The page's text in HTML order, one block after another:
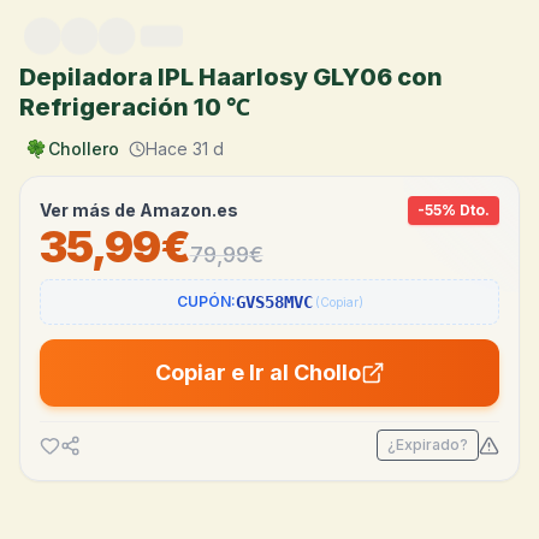
Depiladora IPL Haarlosy GLY06 con
Refrigeración 10 ℃
Chollero Hace 31 d
Ver más de Amazon.es -55% Dto.
35,99€79,99€
CUPÓN:GVS58MVC (Copiar)
Copiar e Ir al Chollo
¿Expirado?